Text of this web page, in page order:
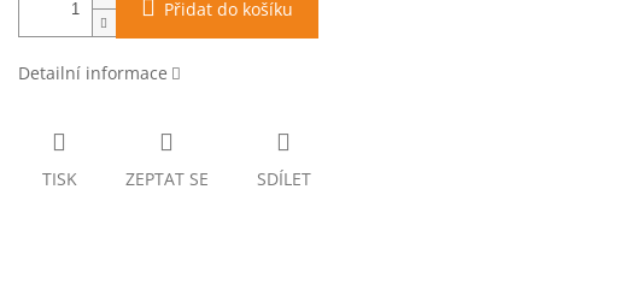
Přidat do košíku
Detailní informace
TISK ZEPTAT SE SDÍLET